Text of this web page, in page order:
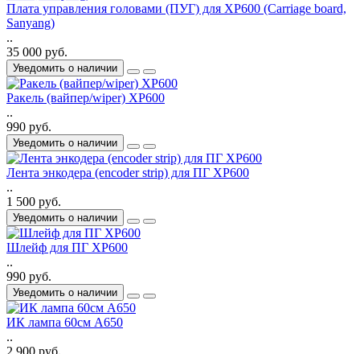
Плата управления головами (ПУГ) для XP600 (Carriage board,
Sanyang)
..
35 000 руб.
Уведомить о наличии
Ракель (вайпер/wiper) XP600
..
990 руб.
Уведомить о наличии
Лента энкодера (encoder strip) для ПГ XP600
..
1 500 руб.
Уведомить о наличии
Шлейф для ПГ XP600
..
990 руб.
Уведомить о наличии
ИК лампа 60см A650
..
2 900 руб.